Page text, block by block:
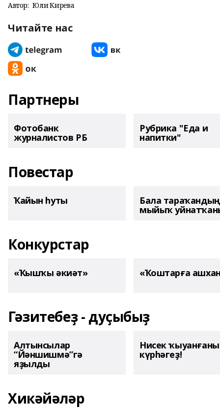
Автор: Юлиә Кирәева
Читайте нас
Партнеры
Фотобанк
журналистов РБ
Рубрика "Еда и
напитки"
Повестар
Ҡайын һуты Бала тараҡандың
мыйыҡ
Конкурстар
«Ҡышҡы әкиәт» «Ҡоштарға
Гәзитебеҙ - дуҫыбыҙ
Алтынсылар
“Йәншишмә”гә
яҙылды
Нисек
күрһәгеҙ!
Хикәйәләр